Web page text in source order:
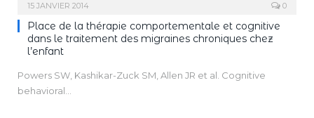
15 JANVIER 2014 0
Place de la thérapie comportementale et cognitive
dans le traitement des migraines chroniques chez
l’enfant
Powers SW, Kashikar-Zuck SM, Allen JR et al. Cognitive
behavioral…